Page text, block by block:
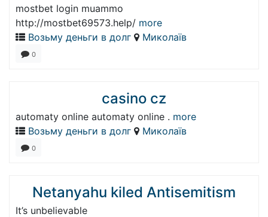
mostbet login muammo
http://mostbet69573.help/ more
Возьму деньги в долг
Миколаїв
0
casino cz
automaty online automaty online . more
Возьму деньги в долг
Миколаїв
0
Netanyahu kiled Antisemitism
It’s unbelievable